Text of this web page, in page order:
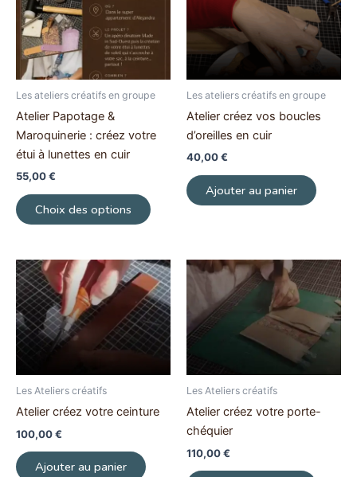
Les ateliers créatifs en groupe
Atelier Papotage &
Maroquinerie : créez votre
étui à lunettes en cuir
55,00€
Choix des options
plusieurs
variations.
choisies
page
Les ateliers créatifs en groupe
Atelier créez vos boucles
d’oreilles en cuir
40,00€
Ajouter au panier
Les Ateliers créatifs
Atelier créez votre ceinture
100,00€
Ajouter au panier
Les Ateliers créatifs
Atelier créez votre porte-
chéquier
110,00€